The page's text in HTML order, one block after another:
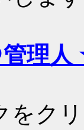
管理
をク